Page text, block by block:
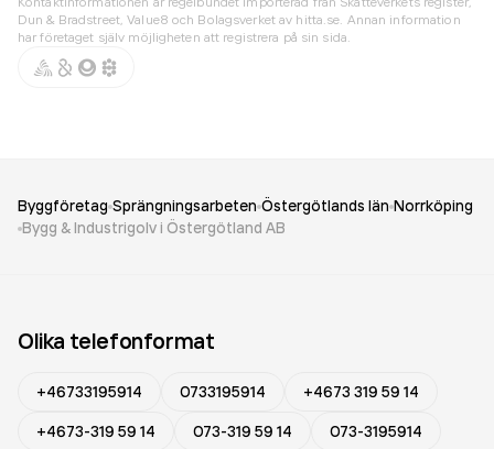
Dun & Bradstreet, Value8 och Bolagsverket av hitta.se. Annan information
har företaget själv möjligheten att registrera på sin sida.
Byggföretag Sprängningsarbeten Östergötlands län Norrköping
Bygg & Industrigolv i Östergötland AB
Olika telefonformat
+46733195914 0733195914
+4673 319 59 14
+4673-319 59 14
073-319 59 14 073-3195914